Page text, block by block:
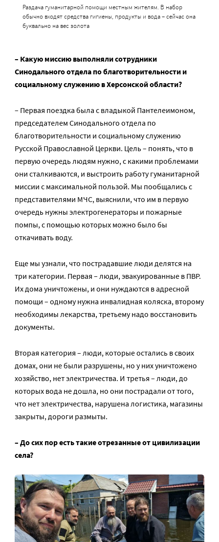
Раздача гуманитарной помощи местным жителям. В набор
обычно входят средства гигиены, продукты и вода – сейчас она
буквально на вес золота
– Какую миссию выполняли сотрудники
Синодального отдела по благотворительности и
социальному служению в Херсонской области?
– Первая поездка была с владыкой Пантелеимоном,
председателем Синодального отдела по
благотворительности и социальному служению
Русской Православной Церкви. Цель – понять, что в
первую очередь людям нужно, с какими проблемами
они сталкиваются, и выстроить работу гуманитарной
миссии с максимальной пользой. Мы пообщались с
представителями МЧС, выяснили, что им в первую
очередь нужны электрогенераторы и пожарные
помпы, с помощью которых можно было бы
откачивать воду.
Еще мы узнали, что пострадавшие люди делятся на
три категории. Первая – люди, эвакуированные в ПВР.
Их дома уничтожены, и они нуждаются в адресной
помощи – одному нужна инвалидная коляска, второму
необходимы лекарства, третьему надо восстановить
документы.
Вторая категория – люди, которые остались в своих
домах, они не были разрушены, но у них уничтожено
хозяйство, нет электричества. И третья – люди, до
которых вода не дошла, но они пострадали от того,
что нет электричества, нарушена логистика, магазины
закрыты, дороги размыты.
– До сих пор есть такие отрезанные от цивилизации
села?